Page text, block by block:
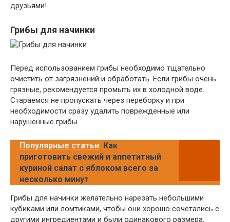
друзьями!
Грибы для начинки
Перед использованием грибы необходимо тщательно
очистить от загрязнений и обработать. Если грибы очень
грязные, рекомендуется промыть их в холодной воде.
Стараемся не пропускать через переборку и при
необходимости сразу удалить поврежденные или
нарушенные грибы.
Популярные статьи Как
приготовить свежий и аппетитный
куриной салат с яблоком всего за
несколько минут
Грибы для начинки желательно нарезать небольшими
кубиками или ломтиками, чтобы они хорошо сочетались с
другими ингредиентами и были одинакового размера.